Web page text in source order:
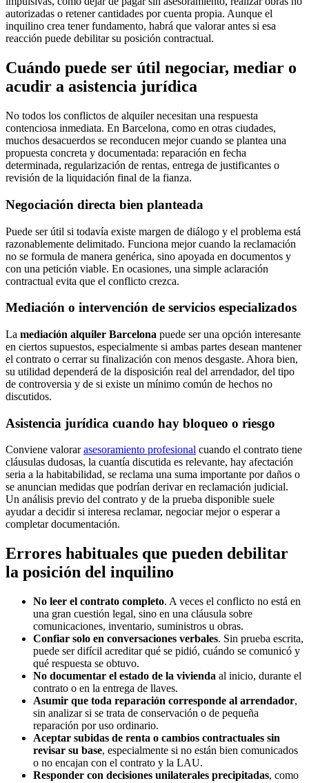
autorizadas o retener cantidades por cuenta propia. Aunque el
inquilino crea tener fundamento, habrá que valorar antes si esa
reacción puede debilitar su posición contractual.
Cuándo puede ser útil negociar, mediar o
acudir a asistencia jurídica
No todos los conflictos de alquiler necesitan una respuesta
contenciosa inmediata. En Barcelona, como en otras ciudades,
muchos desacuerdos se reconducen mejor cuando se plantea una
propuesta concreta y documentada: reparación en fecha
determinada, regularización de rentas, entrega de justificantes o
revisión de la liquidación final de la fianza.
Negociación directa bien planteada
Puede ser útil si todavía existe margen de diálogo y el problema está
razonablemente delimitado. Funciona mejor cuando la reclamación
no se formula de manera genérica, sino apoyada en documentos y
con una petición viable. En ocasiones, una simple aclaración
contractual evita que el conflicto crezca.
Mediación o intervención de servicios especializados
La mediación alquiler Barcelona puede ser una opción interesante
en ciertos supuestos, especialmente si ambas partes desean mantener
el contrato o cerrar su finalización con menos desgaste. Ahora bien,
su utilidad dependerá de la disposición real del arrendador, del tipo
de controversia y de si existe un mínimo común de hechos no
discutidos.
Asistencia jurídica cuando hay bloqueo o riesgo
Conviene valorarasesoramiento profesional cuando el contrato tiene
cláusulas dudosas, la cuantía discutida es relevante, hay afectación
seria a la habitabilidad, se reclama una suma importante por daños o
se anuncian medidas que podrían derivar en reclamación judicial.
Un análisis previo del contrato y de la prueba disponible suele
ayudar a decidir si interesa reclamar, negociar mejor o esperar a
completar documentación.
Errores habituales que pueden debilitar
la posición del inquilino
No leer el contrato completo. A veces el conflicto no está en
una gran cuestión legal, sino en una cláusula sobre
comunicaciones, inventario, suministros u obras.
Confiar solo en conversaciones verbales. Sin prueba escrita,
puede ser difícil acreditar qué se pidió, cuándo se comunicó y
qué respuesta se obtuvo.
No documentar el estado de la vivienda al inicio, durante el
contrato o en la entrega de llaves.
Asumir que toda reparación corresponde al arrendador,
sin analizar si se trata de conservación o de pequeña
reparación por uso ordinario.
Aceptar subidas de renta o cambios contractuales sin
revisar su base, especialmente si no están bien comunicados
o no encajan con el contrato y la LAU.
Responder con decisiones unilaterales precipitadas, como